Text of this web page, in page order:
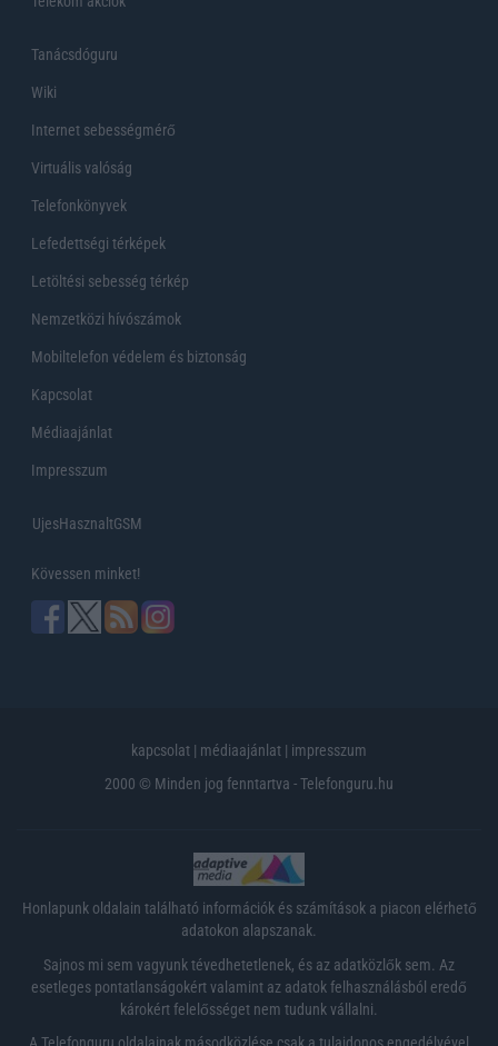
Tanácsdóguru
Wiki
Internet sebességmérő
Virtuális valóság
Telefonkönyvek
Lefedettségi térképek
Letöltési sebesség térkép
Nemzetközi hívószámok
Mobiltelefon védelem és biztonság
Kapcsolat
Médiaajánlat
Impresszum
UjesHasznaltGSM
Kövessen minket!
kapcsolat | médiaajánlat | impresszum
2000 © Minden jog fenntartva - Telefonguru.hu
Honlapunk oldalain található információk és számítások a piacon elérhető
adatokon alapszanak.
Sajnos mi sem vagyunk tévedhetetlenek, és az adatközlők sem. Az
esetleges pontatlanságokért valamint az adatok felhasználásból eredő
károkért felelősséget nem tudunk vállalni.